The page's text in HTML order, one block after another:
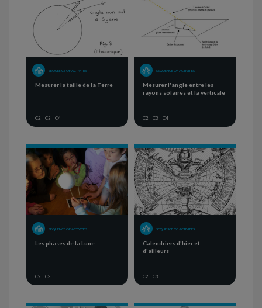
SEQUENCE OF ACTIVITIES
Mesurer la taille de la Terre
C2 C3 C4
SEQUENCE OF ACTIVITIES
Mesurer l'angle entre les
rayons solaires et la verticale
C2 C3 C4
SEQUENCE OF ACTIVITIES
Les phases de la Lune
C2 C3
SEQUENCE OF ACTIVITIES
Calendriers d'hier et
d'ailleurs
C2 C3